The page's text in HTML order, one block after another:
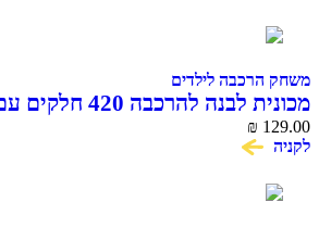
משחק הרכבה לילדים
מכונית לבנה
COME ALIVE
₪ 129.00
לקניה